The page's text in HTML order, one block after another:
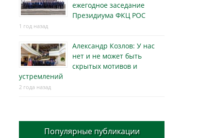
ежегодное заседание
Президиума ФКЦ РОС
1 год назад
Александр Козлов: У нас
нет и не может быть
скрытых мотивов и
устремлений
2 года назад
Популярные публикации